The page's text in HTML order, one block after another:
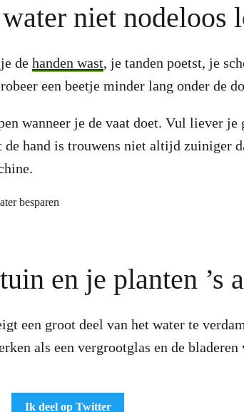
niet nodeloos
de handen wast, je tanden poetst, je
een beetje minder lang onder de
wanneer je de vaat doet. Vul liever je
hand is trouwens niet altijd zuiniger
en je planten ’s
een groot deel van het water te
als een vergrootglas en de bladeren
Ik deel op Twitter